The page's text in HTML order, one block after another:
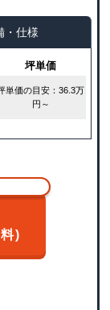
・仕様
坪単価
単価の目安：36.3万
円～
)